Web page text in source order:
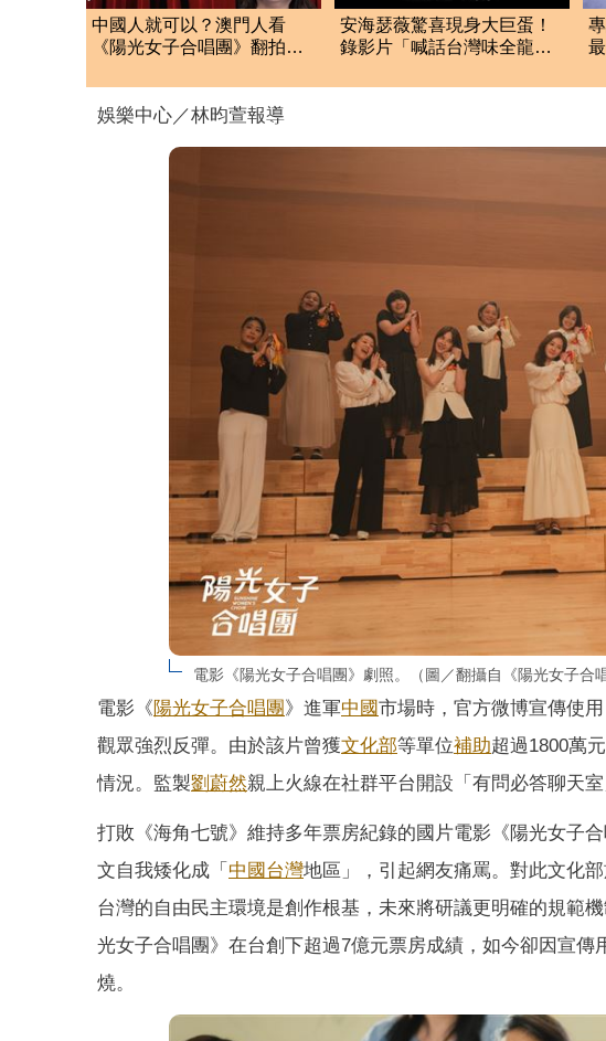
中國人就可以？澳門人看
《陽光女子合唱團》翻拍官
安海瑟薇驚喜現身大巨蛋！
錄影片「喊話台灣味全龍
娛樂中心／林昀萱報導
電影《陽光女子合唱團》劇照。（圖／翻攝自《陽光女子合
電影《陽光女子合唱團 》進軍中國市場時，官方微博宣傳使用
觀眾強烈反彈。由於該片曾獲文化部等單位補助超過1800萬
情況。監製劉蔚然親上火線在社群平台開設「有問必答聊天
打敗《海角七號》維持多年票房紀錄的國片電影《陽光女子
文自我矮化成「 中國台灣地區」，引起網友痛罵。對此文化
台灣的自由民主環境是創作根基，未來將研議更明確的規範
光女子合唱團》在台創下超過7億元票房成績，如今卻因宣
燒。